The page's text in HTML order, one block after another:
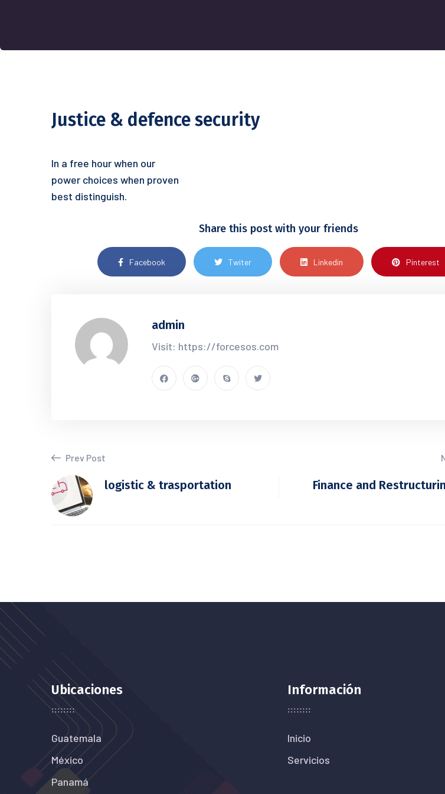
Justice & defence security
In a free hour when our
power choices when proven
best distinguish.
Share this post with your friends
Facebook Twiter Linkedin Pinterest
admin
Visit: https://forcesos.com
Prev Post
logistic & trasportation Finance and
Ubicaciones
Guatemala
México
Panamá
Información
Inicio
Servicios